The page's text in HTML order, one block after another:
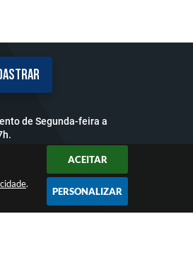
.
ACEITAR
PERSONALIZAR
de Segunda-feira a